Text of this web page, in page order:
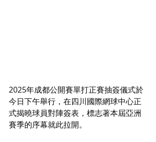
2025年成都公開賽單打正賽抽簽儀式於
今日下午舉行，在四川國際網球中心正
式揭曉球員對陣簽表，標志著本屆亞洲
賽季的序幕就此拉開。